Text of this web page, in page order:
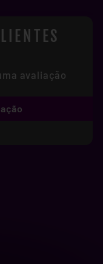
avaliação